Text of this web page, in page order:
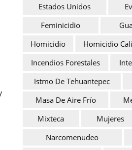
Estados Unidos
Feminicidio
Homicidio
Homicidio
Incendios Forestales
Istmo De Tehuantepec
Masa De Aire Frío
Mixteca
Mujeres
Narcomenudeo